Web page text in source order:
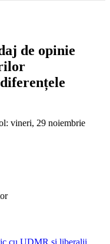
de opinie
vineri, 29 noiembrie